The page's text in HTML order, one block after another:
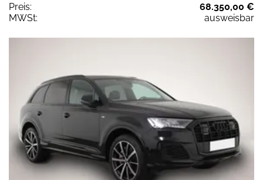
Preis:
68.350,00 €
MWSt:
ausweisbar